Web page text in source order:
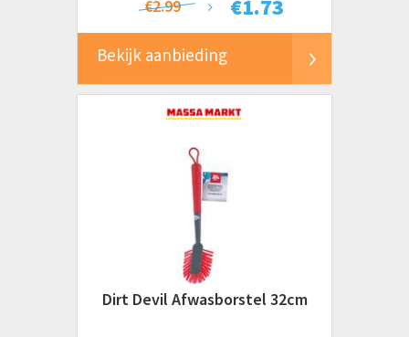
€1.73
€2.99
Bekijk aanbieding
Dirt Devil Afwasborstel 32cm